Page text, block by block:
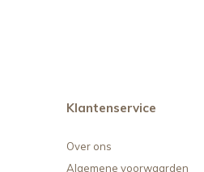
Klantenservice
Over ons
Algemene voorwaarden